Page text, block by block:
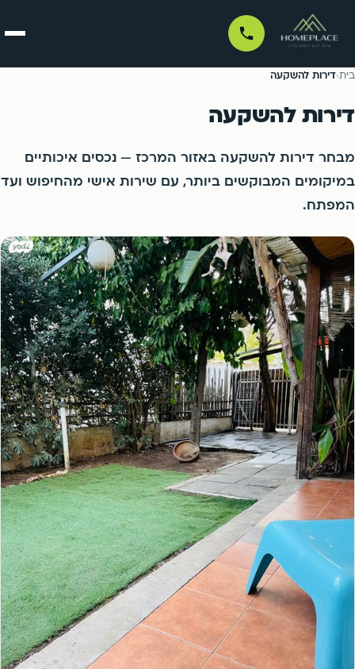
בית
דירות למכירה
דירות למכירה לפי עיר לכל הדירות למכירה ←
רמת גן גבעתיים
בני ברק חולון
אור יהודה קריית אונו
פתח תקווה הרצליה
רמת השרון ארסוף
יהוד כפר סבא
כפר שמריהו
תל אביב בת ים
רמת גן גבעתיים
בני ברק חולון
אור יהודה קריית אונו
פתח תקווה הרצליה
רמת השרון ארסוף
יהוד כפר סבא
כפר שמריהו
פרויקטים
סוכנים
צור קשר
בית›דירות להשקעה
דירות להשקעה
מבחר דירות להשקעה באזור המרכז — נכסים איכותיים
במיקומים המבוקשים ביותר, עם שירות אישי מהחיפוש ועד
המפתח.